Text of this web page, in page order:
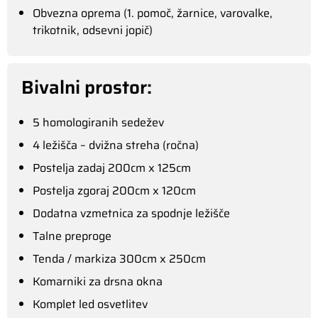
Obvezna oprema (1. pomoč, žarnice, varovalke,
trikotnik, odsevni jopič)
Bivalni prostor:
5 homologiranih sedežev
4 ležišča – dvižna streha (ročna)
Postelja zadaj 200cm x 125cm
Postelja zgoraj 200cm x 120cm
Dodatna vzmetnica za spodnje ležišče
Talne preproge
Tenda / markiza 300cm x 250cm
Komarniki za drsna okna
Komplet led osvetlitev